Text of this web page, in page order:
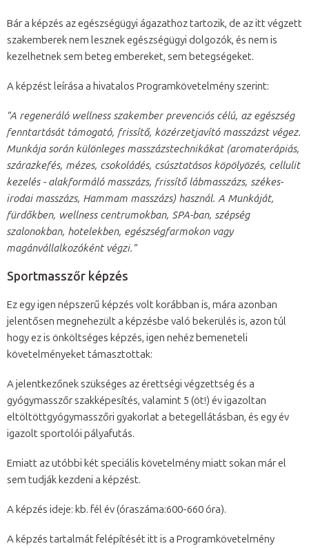
Bár a képzés az egészségügyi ágazathoz tartozik, de az itt végzett
szakemberek nem lesznek egészségügyi dolgozók, és nem is
kezelhetnek sem beteg embereket, sem betegségeket.
A képzést leírása a hivatalos Programkövetelmény szerint:
"A regeneráló wellness szakember prevenciós célú, az egészség
fenntartását támogató, frissítő, közérzetjavító masszázst végez.
Munkája során különleges masszázstechnikákat (aromaterápiás,
szárazkefés, mézes, csokoládés, csúsztatásos köpölyözés, cellulit
kezelés - alakformáló masszázs, frissítő lábmasszázs, székes-
irodai masszázs, Hammam masszázs) használ. A Munkáját,
fürdőkben, wellness centrumokban, SPA-ban, szépség
szalonokban, hotelekben, egészségfarmokon vagy
magánvállalkozóként végzi."
Sportmasszőr képzés
Ez egy igen népszerű képzés volt korábban is, mára azonban
jelentősen megnehezült a képzésbe való bekerülés is, azon túl
hogy ez is önköltséges képzés, igen nehéz bemeneteli
követelményeket támasztottak:
A jelentkezőnek szükséges az érettségi végzettség és a
gyógymasszőr szakképesítés, valamint 5 (öt!) év igazoltan
eltöltöttgyógymasszőri gyakorlat a betegellátásban, és egy év
igazolt sportolói pályafutás.
Emiatt az utóbbi két speciális követelmény miatt sokan már el
sem tudják kezdeni a képzést.
A képzés ideje: kb. fél év (óraszáma:600-660 óra).
A képzés tartalmát felépítését itt is a Programkövetelmény